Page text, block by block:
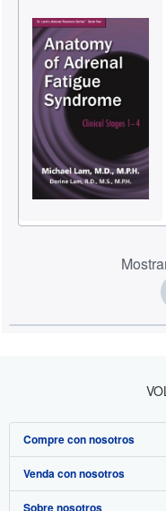
Compre con nosotros
Búsqueda avanzada
Colecciones
Venda con nosotros
Comenzar a vender
Sobre nosotros